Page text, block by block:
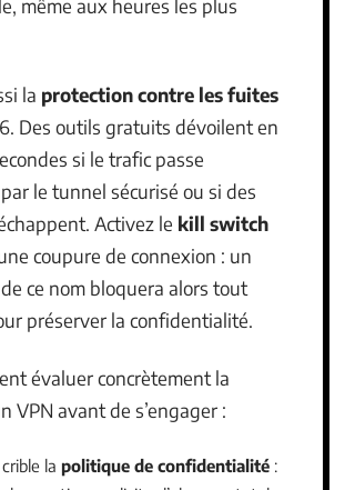
même aux heures les plus
la protection contre les fuites
Des outils gratuits dévoilent en
si le trafic passe
le tunnel sécurisé ou si des
Activez le kill switch
coupure de connexion : un
ce nom bloquera alors tout
préserver la confidentialité.
évaluer concrètement la
VPN avant de s’engager :
la politique de confidentialité :